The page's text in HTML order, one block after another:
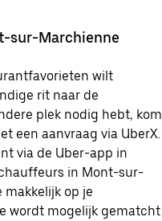
sur-Marchienne
wilt
rit naar de
plek nodig hebt, kom
een aanvraag via UberX.
via de Uber-app in
in Mont-sur-
makkelijk op je
wordt mogelijk gematcht